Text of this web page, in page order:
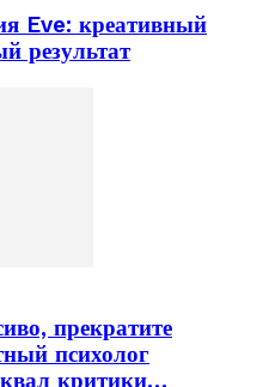
Eve: креативный
результат
прекратите
психолог
критики…